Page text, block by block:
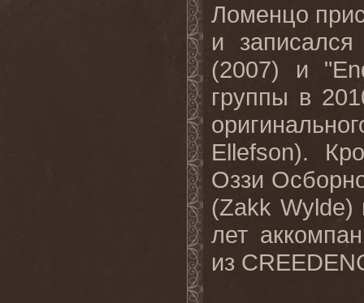
Ломенцо
и
(2007) и
группы в
Ellefson).
Оззи
(Zakk Wylde)
лет
из